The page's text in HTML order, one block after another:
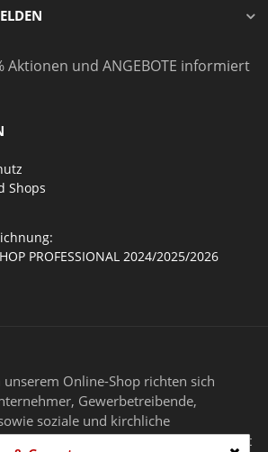
Aktionen und ANGEBOTE informiert
Shops
PROFESSIONAL 2024/2025/2026
Online-Shop richten sich
Gewerbetreibende,
soziale und kirchliche
des § 14 BGB. Unser Angebot richtet